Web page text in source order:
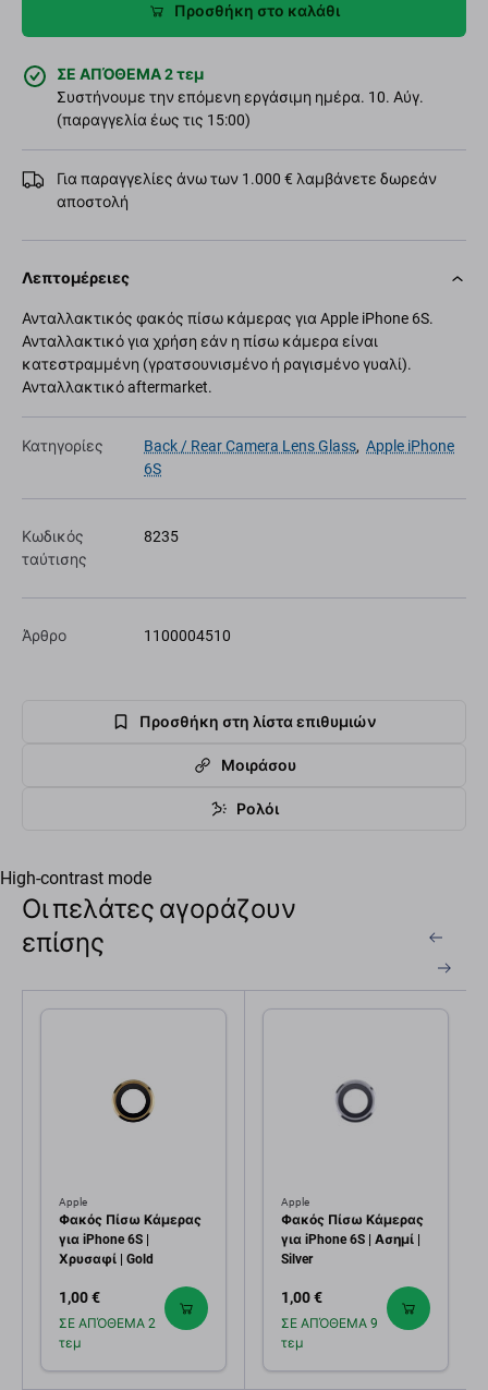
Προσθήκη στο καλάθι
ΣΕ ΑΠΌΘΕΜΑ 2 τεμ
Συστήνουμε την επόμενη εργάσιμη ημέρα. 10. Αύγ.
(παραγγελία έως τις 15:00)
Για παραγγελίες άνω των 1.000 € λαμβάνετε δωρεάν
αποστολή
Λεπτομέρειες
Ανταλλακτικός φακός πίσω κάμερας για Apple iPhone 6S.
Ανταλλακτικό για χρήση εάν η πίσω κάμερα είναι
κατεστραμμένη (γρατσουνισμένο ή ραγισμένο γυαλί).
Ανταλλακτικό aftermarket.
Κατηγορίες Back / Rear Camera Lens Glass, Apple iPhone
6S
Κωδικός
ταύτισης
8235
Άρθρο 1100004510
Προσθήκη στη λίστα επιθυμιών
Μοιράσου
Ρολόι
High-contrast mode
Οι πελάτες αγοράζουν
επίσης
Apple
Φακός Πίσω Κάμερας
για iPhone 6S |
Χρυσαφί | Gold
1,00 €
ΣΕ ΑΠΌΘΕΜΑ 2
τεμ
Apple
Φακός Πίσω Κάμερας
για iPhone 6S | Ασημί |
Silver
1,00 €
ΣΕ ΑΠΌΘΕΜΑ 9
τεμ